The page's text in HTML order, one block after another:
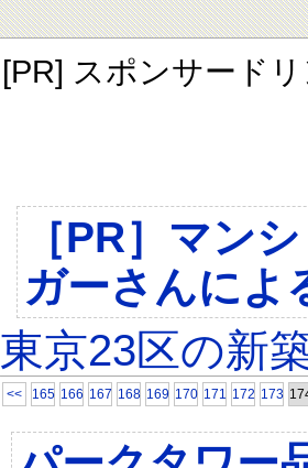
[PR] スポンサード
［PR］マン
ガーさんによ
東京23区の新
<< 165 166 167 168 169 170 171 172 173